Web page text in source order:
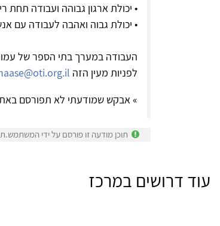
• יכולת ארגון גבוהה ועבודה תחת
• יכולת גבוה ואהבה לעבודה עם
העבודה במערך בתי הספר של
לפניות מעין הזה
» אבקש שמודעתי לא תפורסם
תוכן מודעה זו פורסם על ידי
עוד דרושים במרכז